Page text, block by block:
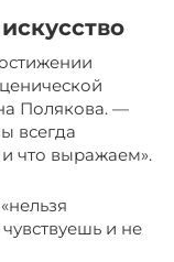
Полякова. —
всегда
что выражаем».
чувствуешь и не